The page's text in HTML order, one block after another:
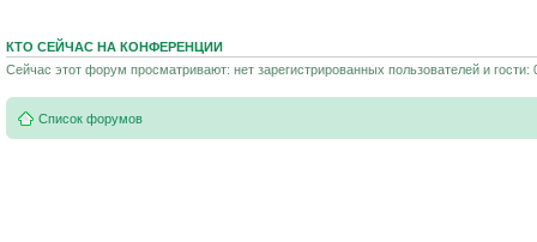
КТО СЕЙЧАС НА КОНФЕРЕНЦИИ
Сейчас этот форум просматривают: нет зарегистрированных пользователей и гости:
Список форумов